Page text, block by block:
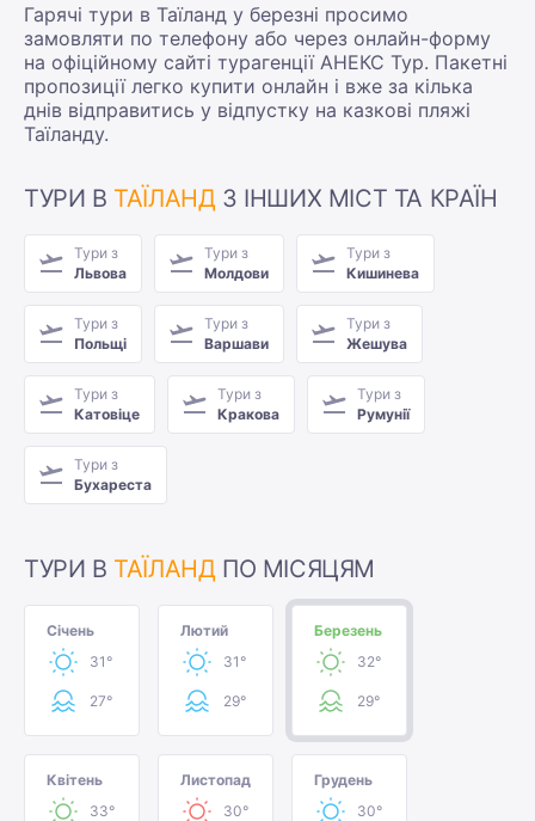
Гарячі тури в Таїланд у березні просимо
замовляти по телефону або через онлайн-форму
на офіційному сайті турагенції АНЕКС Тур. Пакетні
пропозиції легко купити онлайн і вже за кілька
днів відправитись у відпустку на казкові пляжі
Таїланду.
ТУРИ В ТАЇЛАНД З ІНШИХ МІСТ ТА КРАЇН
Тури з
Львова
Тури з
Молдови
Тури з
Кишинева
Тури з
Польщі
Тури з
Варшави
Тури з
Жешува
Тури з
Катовіце
Тури з
Кракова
Тури з
Румунії
Тури з
Бухареста
ТУРИ В ТАЇЛАНД ПО МІСЯЦЯМ
Січень
31°
27°
Лютий
31°
29°
Березень
32°
29°
Квітень
33°
Листопад
30°
Грудень
30°